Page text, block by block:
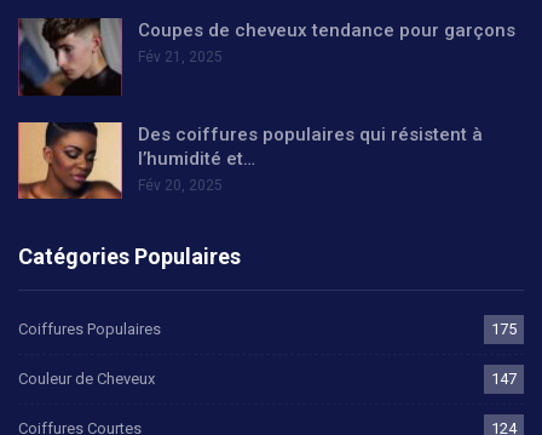
Coupes de cheveux tendance pour garçons
Fév 21, 2025
Des coiffures populaires qui résistent à
l’humidité et…
Fév 20, 2025
Catégories Populaires
Coiffures Populaires 175
Couleur de Cheveux 147
Coiffures Courtes 124